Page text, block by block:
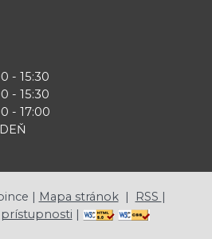
- 15:30
- 15:30
- 17:00
| Mapa stránok| RSS |
prístupnosti |